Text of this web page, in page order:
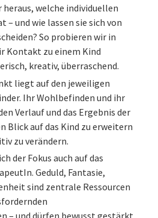
heraus, welche individuellen
– und wie lassen sie sich von
So probieren wir in
Kontakt zu einem Kind
kreativ, überraschend.
liegt auf den jeweiligen
Ihr Wohlbefinden und ihr
Verlauf und das Ergebnis der
Blick auf das Kind zu erweitern
zu verändern.
der Fokus auch auf das
Geduld, Fantasie,
sind zentrale Ressourcen